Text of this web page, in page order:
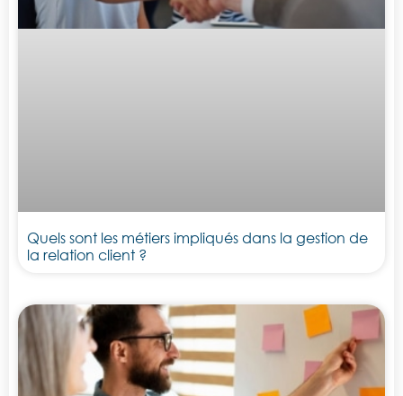
Quels sont les métiers impliqués dans la gestion de
la relation client ?